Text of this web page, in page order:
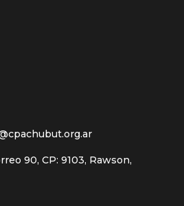
90, CP: 9103, Rawson,